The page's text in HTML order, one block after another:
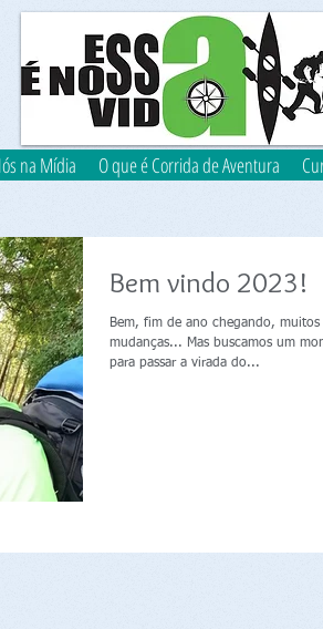
na Mídia O que é Corrida de Aventura
Bem vindo 2023!
Bem, fim de ano chegando,
mudanças... Mas buscamos um
para passar a virada do...